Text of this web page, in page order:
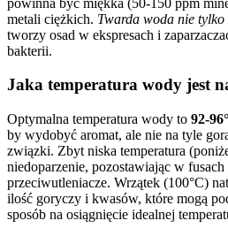
metali ciężkich. Twarda woda nie tylko
tworzy osad w ekspresach i
bakterii.
Jaka temperatura wody jest
Optymalna temperatura wody to 92-
by wydobyć aromat, ale nie na tyle
związki. Zbyt niska temperatura
niedoparzenie, pozostawiając w
przeciwutleniacze. Wrzątek (100°C)
ilość goryczy i kwasów, które mogą
sposób na osiągnięcie idealnej